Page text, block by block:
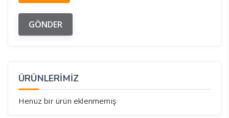
ÜRÜNLERİMİZ
Henüz bir ürün eklenmemiş